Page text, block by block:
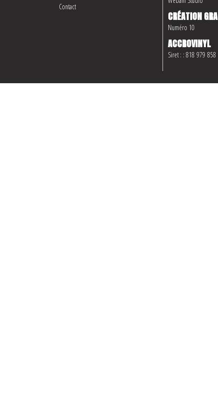
Contact
CRÉATION
Numéro 10
ACCROVINYL
Siret : : 818 979 858